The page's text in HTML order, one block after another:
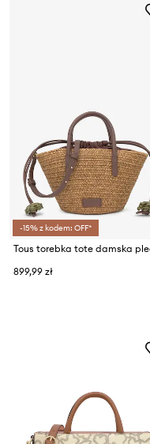
-15% z kodem: OFF*
899,99 zł